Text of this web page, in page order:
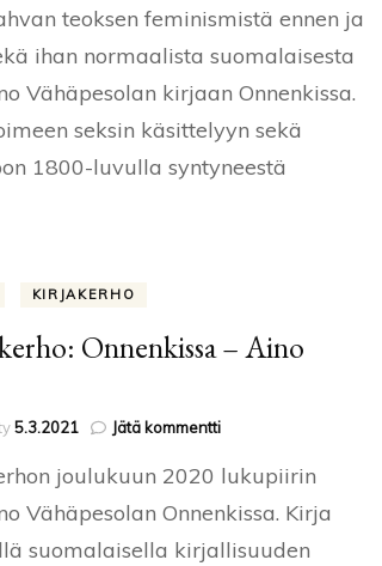
teoksen feminismistä ennen ja
ihan normaalista suomalaisesta
Vähäpesolan kirjaan Onnenkissa.
seksin käsittelyyn sekä
1800-luvulla syntyneestä
KIRJAKERHO
Onnenkissa – Aino
5.3.2021 Jätä kommenttiartikkeliin
kirjakerho:
–
Aino
joulukuun 2020 lukupiirin
Vähäpesolan Onnenkissa. Kirja
suomalaisella kirjallisuuden